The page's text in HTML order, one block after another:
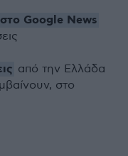
Google News
από την Ελλάδα
στο